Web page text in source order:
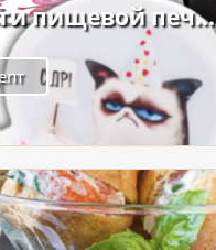
пищевой печ...